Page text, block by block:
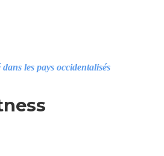
les pays occidentalisés